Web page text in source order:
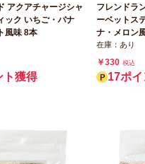
アクアチャージシャ
ック いちご・バナ
風味 8本
ト獲得
フレンドラ
ーベットス
ナ・メロン
在庫：あり
￥330 税込
17ポ